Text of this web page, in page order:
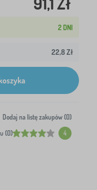
2 DNI
22,8 Zł
(0) 4
Dodaj na listę zakupów (0)